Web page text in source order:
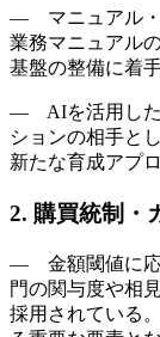
― マニュアル・
業務マニュアル
基盤の整備に着
― AIを活用した
ションの相手と
新たな育成アプ
2. 購買統制・
― 金額閾値に応
門の関与度や相
採用されている